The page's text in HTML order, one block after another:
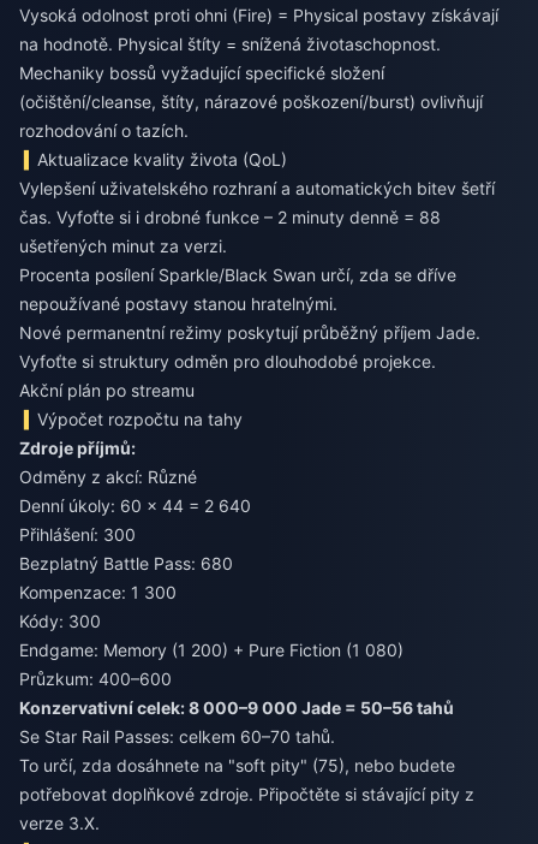
Vysoká odolnost proti ohni (Fire) = Physical postavy získávají
na hodnotě. Physical štíty = snížená životaschopnost.
Mechaniky bossů vyžadující specifické složení
(očištění/cleanse, štíty, nárazové poškození/burst) ovlivňují
rozhodování o tazích.
Aktualizace kvality života (QoL)
Vylepšení uživatelského rozhraní a automatických bitev šetří
čas. Vyfoťte si i drobné funkce – 2 minuty denně = 88
ušetřených minut za verzi.
Procenta posílení Sparkle/Black Swan určí, zda se dříve
nepoužívané postavy stanou hratelnými.
Nové permanentní režimy poskytují průběžný příjem Jade.
Vyfoťte si struktury odměn pro dlouhodobé projekce.
Akční plán po streamu
Výpočet rozpočtu na tahy
Zdroje příjmů:
Odměny z akcí: Různé
Denní úkoly: 60 × 44 = 2 640
Přihlášení: 300
Bezplatný Battle Pass: 680
Kompenzace: 1 300
Kódy: 300
Endgame: Memory (1 200) + Pure Fiction (1 080)
Průzkum: 400–600
Konzervativní celek: 8 000–9 000 Jade = 50–56 tahů
Se Star Rail Passes: celkem 60–70 tahů.
To určí, zda dosáhnete na "soft pity" (75), nebo budete
potřebovat doplňkové zdroje. Připočtěte si stávající pity z
verze 3.X.